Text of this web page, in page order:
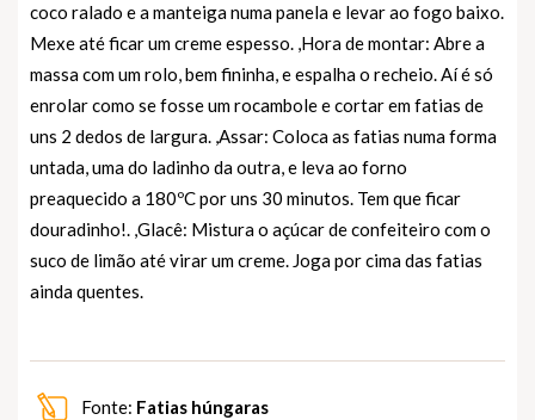
coco ralado e a manteiga numa panela e levar ao fogo baixo.
Mexe até ficar um creme espesso. ,Hora de montar: Abre a
massa com um rolo, bem fininha, e espalha o recheio. Aí é só
enrolar como se fosse um rocambole e cortar em fatias de
uns 2 dedos de largura. ,Assar: Coloca as fatias numa forma
untada, uma do ladinho da outra, e leva ao forno
preaquecido a 180ºC por uns 30 minutos. Tem que ficar
douradinho!. ,Glacê: Mistura o açúcar de confeiteiro com o
suco de limão até virar um creme. Joga por cima das fatias
ainda quentes.
Fonte: Fatias húngaras